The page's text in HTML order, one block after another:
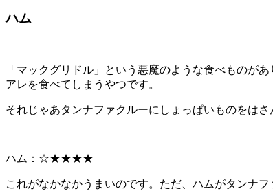
ハム
「マックグリドル」という悪魔のような食べものが
アレを食べてしまうやつです。
それじゃあタンナファクルーにしょっぱいものをは
ハム：☆★★★★
これがなかなかうまいのです。ただ、ハムがタンナ